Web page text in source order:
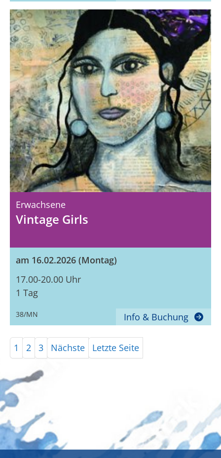
Erwachsene
Vintage Girls
am 16.02.2026 (Montag)
17.00-20.00 Uhr
1 Tag
38/MN Info & Buchung
1 2 3 Nächste Letzte Seite